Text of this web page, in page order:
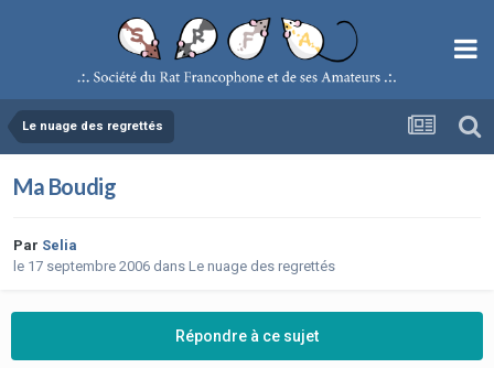
Le nuage des regrettés
Ma Boudig
Par Selia
le 17 septembre 2006 dans Le nuage des regrettés
Répondre à ce sujet